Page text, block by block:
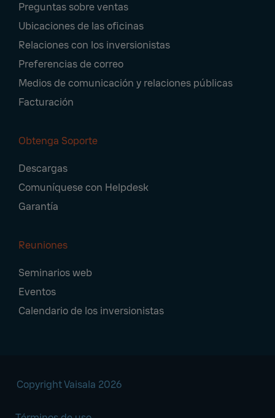
Navigation
Preguntas sobre ventas
Ubicaciones de las oficinas
Relaciones con los inversionistas
Preferencias de correo
Medios de comunicación y relaciones públicas
Facturación
Obtenga Soporte
Descargas
Comuníquese con Helpdesk
Garantía
Reuniones
Seminarios web
Eventos
Calendario de los inversionistas
Copyright Vaisala 2026